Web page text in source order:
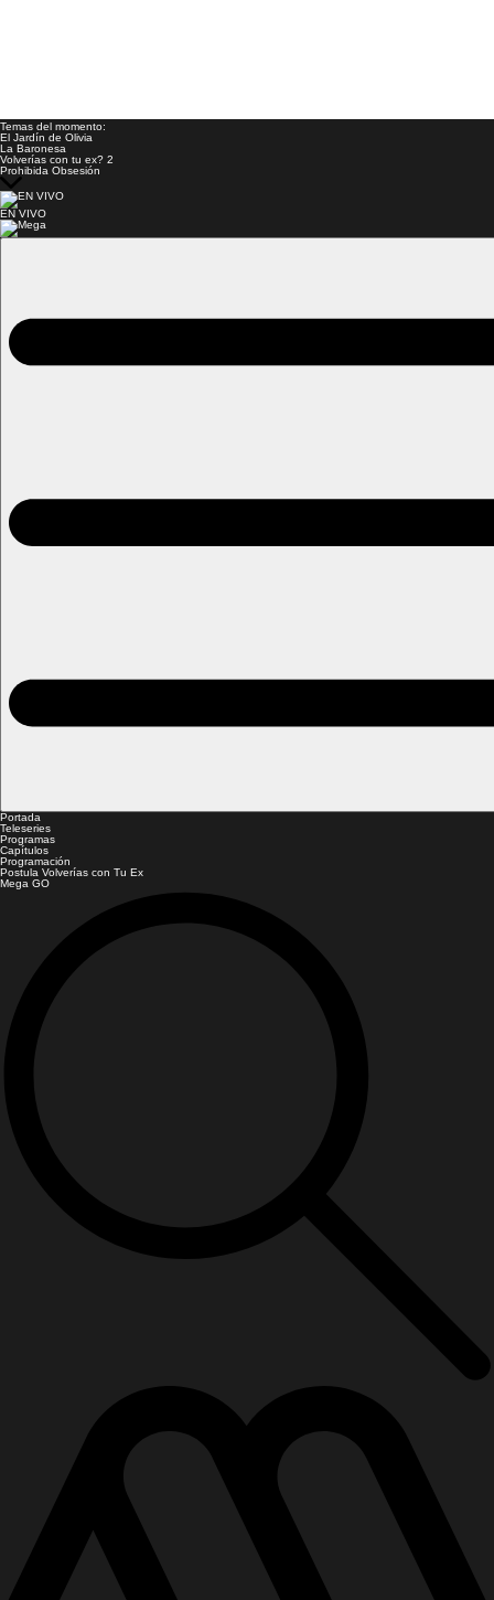
Temas del momento:
El Jardín de Olivia
La Baronesa
Volverías con tu ex? 2
Prohibida Obsesión
EN VIVO
Portada
Teleseries
Programas
Capítulos
Programación
Postula Volverías con Tu Ex
Mega GO